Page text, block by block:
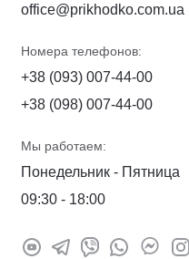
office@prikhodko.com.ua
Номера телефонов:
+38 (093) 007-44-00
+38 (098) 007-44-00
Мы работаем:
Понедельник - Пятница
09:30 - 18:00